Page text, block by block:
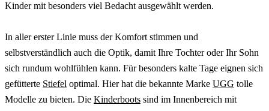
Kinder mit besonders viel Bedacht ausgewählt werden.
In aller erster Linie muss der Komfort stimmen und
selbstverständlich auch die Optik, damit Ihre Tochter oder Ihr Sohn
sich rundum wohlfühlen kann. Für besonders kalte Tage eignen sich
gefütterte Stiefel optimal. Hier hat die bekannte Marke UGG tolle
Modelle zu bieten. Die Kinderboots sind im Innenbereich mit